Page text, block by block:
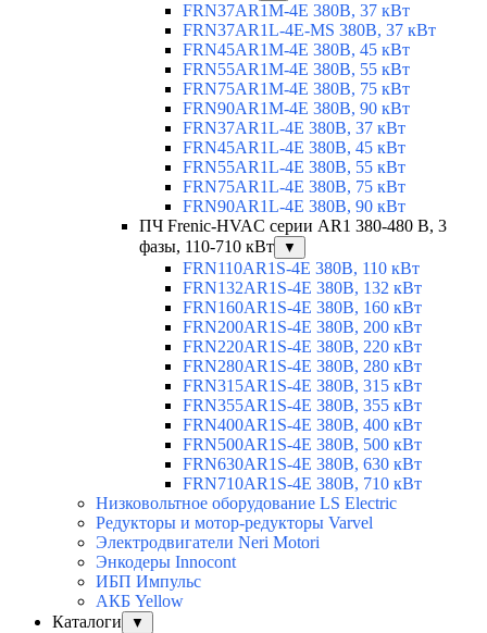
FRN37AR1M-4E 380В, 37 кВт
FRN37AR1L-4E-MS 380В, 37 кВт
FRN45AR1M-4E 380В, 45 кВт
FRN55AR1M-4E 380В, 55 кВт
FRN75AR1M-4E 380В, 75 кВт
FRN90AR1M-4E 380В, 90 кВт
FRN37AR1L-4E 380В, 37 кВт
FRN45AR1L-4E 380В, 45 кВт
FRN55AR1L-4E 380В, 55 кВт
FRN75AR1L-4E 380В, 75 кВт
FRN90AR1L-4E 380В, 90 кВт
ПЧ Frenic-HVAC серии AR1 380-480 В, 3
фазы, 110-710 кВт
▼
FRN110AR1S-4E 380В, 110 кВт
FRN132AR1S-4E 380В, 132 кВт
FRN160AR1S-4E 380В, 160 кВт
FRN200AR1S-4E 380В, 200 кВт
FRN220AR1S-4E 380В, 220 кВт
FRN280AR1S-4E 380В, 280 кВт
FRN315AR1S-4E 380В, 315 кВт
FRN355AR1S-4E 380В, 355 кВт
FRN400AR1S-4E 380В, 400 кВт
FRN500AR1S-4E 380В, 500 кВт
FRN630AR1S-4E 380В, 630 кВт
FRN710AR1S-4E 380В, 710 кВт
Низковольтное оборудование LS Electric
Редукторы и мотор-редукторы Varvel
Электродвигатели Neri Motori
Энкодеры Innocont
ИБП Импульс
АКБ Yellow
Каталоги
▼